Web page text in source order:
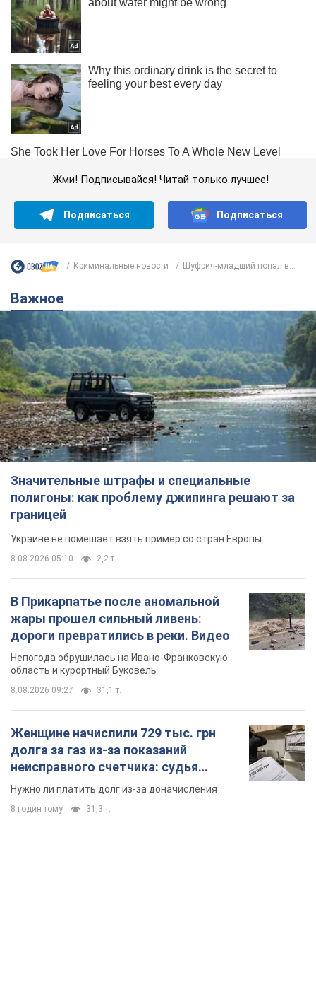
Жми! Подписывайся! Читай только лучшее!
Подписаться Подписаться
Криминальные новости Шуфрич-младший попал в...
Важное
Значительные штрафы и специальные
полигоны: как проблему джипинга решают за
границей
Украине не помешает взять пример со стран Европы
8.08.2026 05:10 2,2 т.
В Прикарпатье после аномальной
жары прошел сильный ливень:
дороги превратились в реки. Видео
Непогода обрушилась на Ивано-Франковскую
область и курортный Буковель
8.08.2026 09:27 31,1 т.
Женщине начислили 729 тыс. грн
долга за газ из-за показаний
неисправного счетчика: судья
вынес неожиданное решение
Нужно ли платить долг из-за доначисления
8 годин тому 31,3 т.